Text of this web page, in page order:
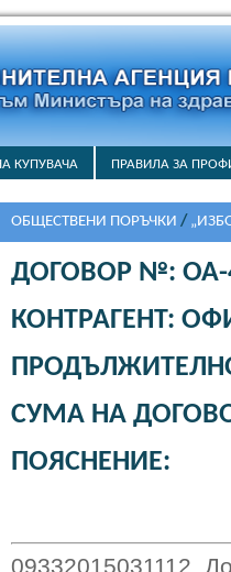
КУПУВАЧА ПРАВИЛА ЗА
ОБЩЕСТВЕНИ ПОРЪЧКИ /
„АБОНАМЕНТНО
ПЕРИФЕРНА ТЕХНИКА ЗА
ДОГОВОР №: ОА-
КОНТРАГЕНТ:
СУМА НА
ПОЯСНЕНИЕ: